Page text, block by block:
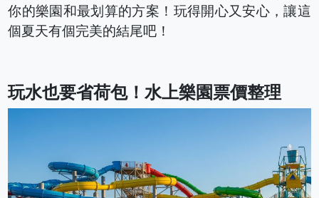
你的樂園和最划算的方案！玩得開心又安心，讓這
個夏天有個完美的結尾吧！
玩水也要省荷包！水上樂園票價整理